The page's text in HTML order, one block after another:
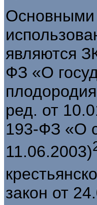
Основными
являются
ФЗ «О
ред. от
193-ФЗ «О
11.06.2003)
закон от